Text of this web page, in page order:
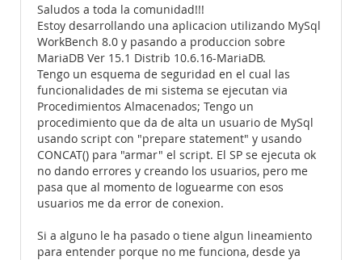
Saludos a toda la comunidad!!!
Estoy desarrollando una aplicacion utilizando MySql
WorkBench 8.0 y pasando a produccion sobre
MariaDB Ver 15.1 Distrib 10.6.16-MariaDB.
Tengo un esquema de seguridad en el cual las
funcionalidades de mi sistema se ejecutan via
Procedimientos Almacenados; Tengo un
procedimiento que da de alta un usuario de MySql
usando script con "prepare statement" y usando
CONCAT() para "armar" el script. El SP se ejecuta ok
no dando errores y creando los usuarios, pero me
pasa que al momento de loguearme con esos
usuarios me da error de conexion.
Si a alguno le ha pasado o tiene algun lineamiento
para entender porque no me funciona, desde ya